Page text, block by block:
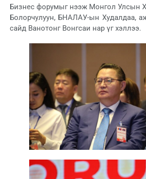
Бизнес форумыг нээж Монгол Улсын
Болорчулуун, БНАЛАУ-ын Худалдаа,
сайд Ванотонг Вонгсаи нар үг хэллээ.